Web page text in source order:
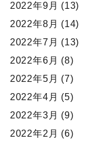
2022年9月 (13)
2022年8月 (14)
2022年7月 (13)
2022年6月 (8)
2022年5月 (7)
2022年4月 (5)
2022年3月 (9)
2022年2月 (6)